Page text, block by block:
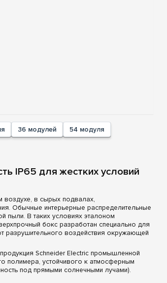
36 модулей
54 модуля
IP65 для жестких условий
воздухе, в сырых подвалах,
Обычные интерьерные распределительные
пыли. В таких условиях эталоном
бокс разработан специально для
разрушительного воздействия окружающей
Schneider Electric промышленной
полимера, устойчивого к атмосферным
под прямыми солнечными лучами).